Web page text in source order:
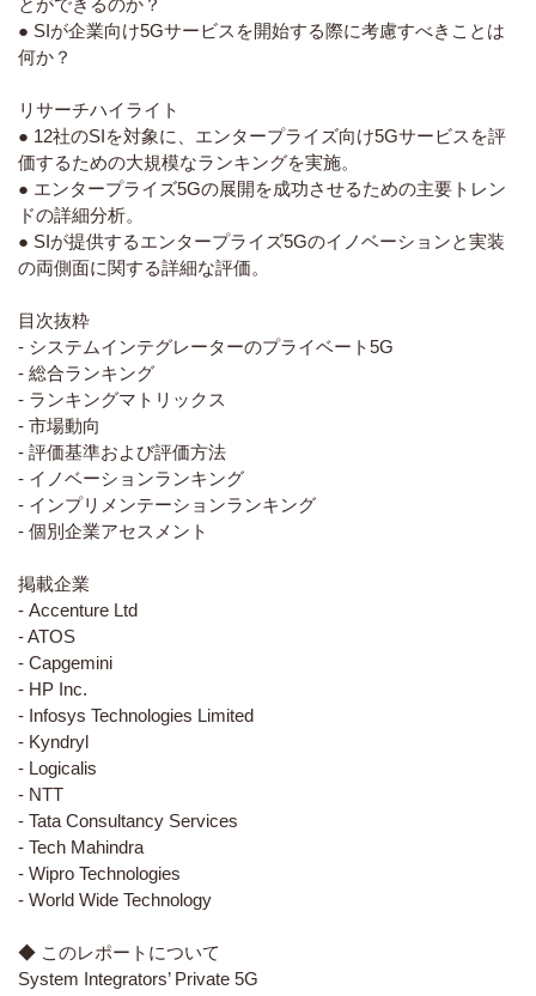
とができるのか？
● SIが企業向け5Gサービスを開始する際に考慮すべきことは
何か？
リサーチハイライト
● 12社のSIを対象に、エンタープライズ向け5Gサービスを評
価するための大規模なランキングを実施。
● エンタープライズ5Gの展開を成功させるための主要トレン
ドの詳細分析。
● SIが提供するエンタープライズ5Gのイノベーションと実装
の両側面に関する詳細な評価。
目次抜粋
- システムインテグレーターのプライベート5G
- 総合ランキング
- ランキングマトリックス
- 市場動向
- 評価基準および評価方法
- イノベーションランキング
- インプリメンテーションランキング
- 個別企業アセスメント
掲載企業
- Accenture Ltd
- ATOS
- Capgemini
- HP Inc.
- Infosys Technologies Limited
- Kyndryl
- Logicalis
- NTT
- Tata Consultancy Services
- Tech Mahindra
- Wipro Technologies
- World Wide Technology
◆ このレポートについて
System Integrators’ Private 5G